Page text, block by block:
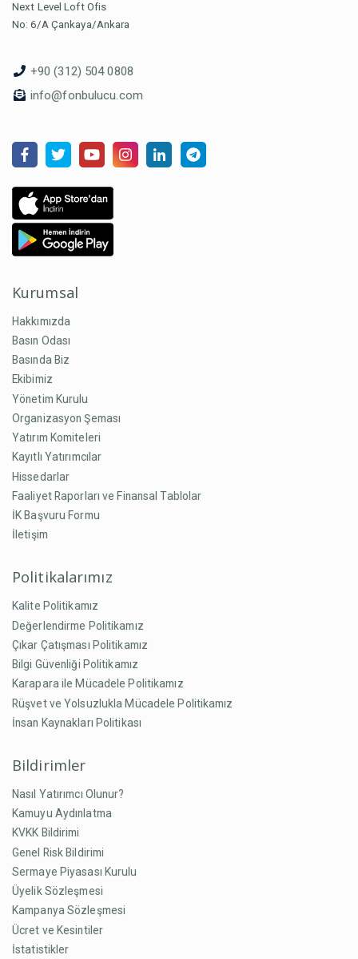
Next Level Loft Ofis
No: 6/A Çankaya/Ankara
+90 (312) 504 0808
info@fonbulucu.com
Kurumsal
Hakkımızda
Basın Odası
Basında Biz
Ekibimiz
Yönetim Kurulu
Organizasyon Şeması
Yatırım Komiteleri
Kayıtlı Yatırımcılar
Hissedarlar
Faaliyet Raporları ve Finansal Tablolar
İK Başvuru Formu
İletişim
Politikalarımız
Kalite Politikamız
Değerlendirme Politikamız
Çıkar Çatışması Politikamız
Bilgi Güvenliği Politikamız
Karapara ile Mücadele Politikamız
Rüşvet ve Yolsuzlukla Mücadele Politikamız
İnsan Kaynakları Politikası
Bildirimler
Nasıl Yatırımcı Olunur?
Kamuyu Aydınlatma
KVKK Bildirimi
Genel Risk Bildirimi
Sermaye Piyasası Kurulu
Üyelik Sözleşmesi
Kampanya Sözleşmesi
Ücret ve Kesintiler
İstatistikler